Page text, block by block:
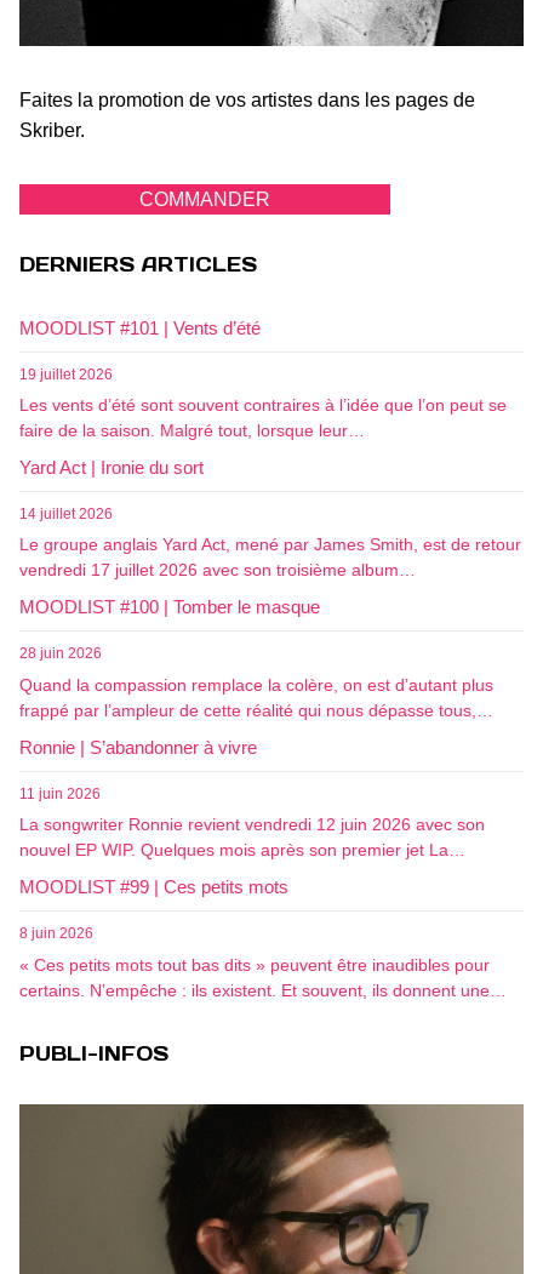
Faites la promotion de vos artistes dans les pages de
Skriber.
COMMANDER
DERNIERS ARTICLES
MOODLIST #101 | Vents d’été
19 juillet 2026
Les vents d’été sont souvent contraires à l’idée que l’on peut se
faire de la saison. Malgré tout, lorsque leur…
Yard Act | Ironie du sort
14 juillet 2026
Le groupe anglais Yard Act, mené par James Smith, est de retour
vendredi 17 juillet 2026 avec son troisième album…
MOODLIST #100 | Tomber le masque
28 juin 2026
Quand la compassion remplace la colère, on est d’autant plus
frappé par l’ampleur de cette réalité qui nous dépasse tous,…
Ronnie | S’abandonner à vivre
11 juin 2026
La songwriter Ronnie revient vendredi 12 juin 2026 avec son
nouvel EP WIP. Quelques mois après son premier jet La…
MOODLIST #99 | Ces petits mots
8 juin 2026
« Ces petits mots tout bas dits » peuvent être inaudibles pour
certains. N’empêche : ils existent. Et souvent, ils donnent une…
PUBLI-INFOS